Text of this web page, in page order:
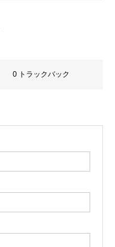
0 トラックバック